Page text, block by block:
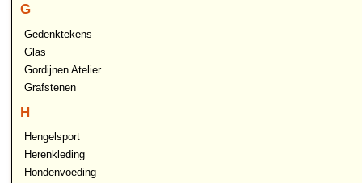
G
Gedenktekens
Glas
Gordijnen Atelier
Grafstenen
H
Hengelsport
Herenkleding
Hondenvoeding